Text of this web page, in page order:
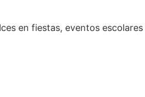
en fiestas, eventos